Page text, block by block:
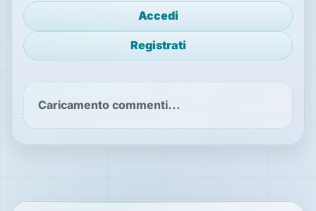
Accedi
Registrati
Caricamento commenti...